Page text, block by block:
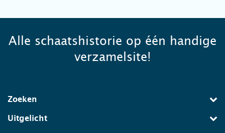
Alle schaatshistorie op één handige
verzamelsite!
Zoeken
Uitgelicht